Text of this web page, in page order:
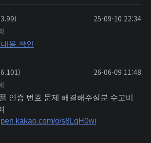
25-09-10 22:34
용 확인
26-06-09 11:48
인증 번호 문제 해결해주실분 수고비
o/s8LqH0wi